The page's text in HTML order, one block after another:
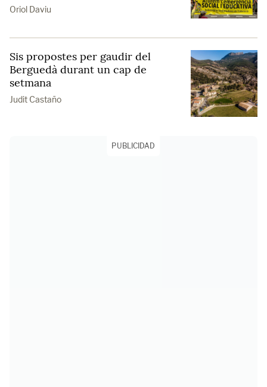
Oriol Daviu
Sis propostes per gaudir del
Berguedà durant un cap de
setmana
Judit Castaño
PUBLICIDAD